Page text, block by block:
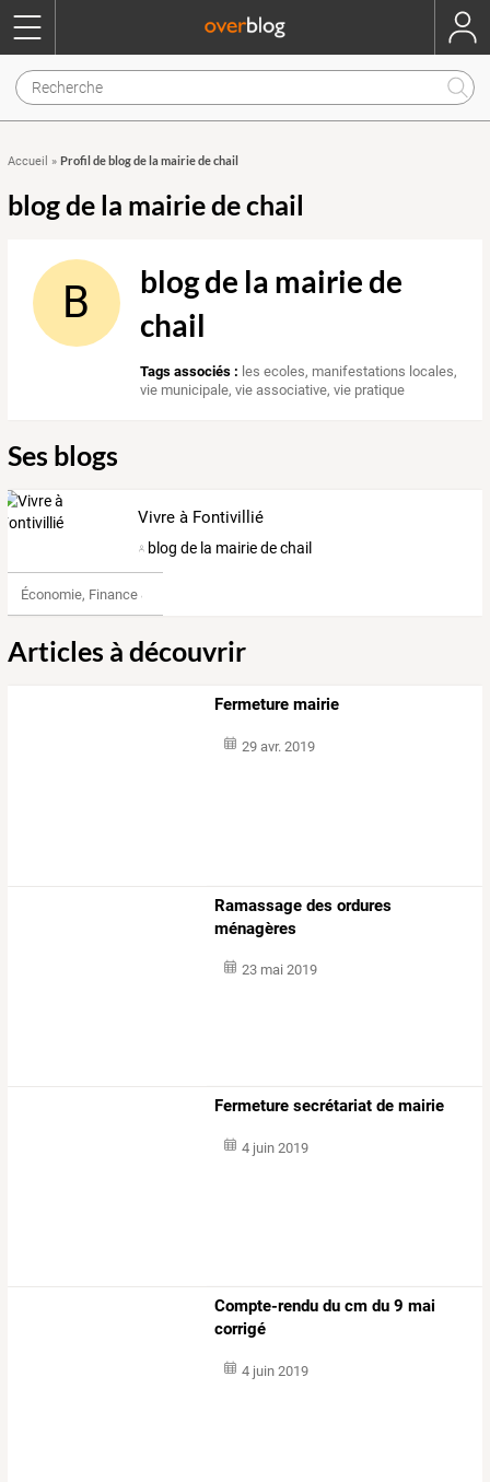
Accueil » Profil de blog de la mairie de chail
blog de la mairie de chail
B
blog de la mairie de
chail
Tags associés : les ecoles, manifestations locales,
vie municipale,vie associative,vie pratique
Ses blogs
Vivre à Fontivillié
blog de la mairie de chail
Économie, Finance & Droit
Articles à découvrir
Fermeture mairie
29 avr. 2019
Ramassage des ordures
ménagères
23 mai 2019
Fermeture secrétariat de mairie
4 juin 2019
Compte-rendu du cm du 9 mai
corrigé
4 juin 2019